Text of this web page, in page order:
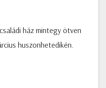
ház mintegy ötven
huszonhetedikén.